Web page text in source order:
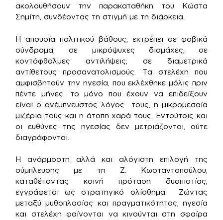
ακολουθήσουν την παρακαταθήκη του Κώστα
Σημίτη, συνδέοντας τη στιγμή με τη διάρκεια.
Η απουσία πολιτικού βάθους, εκτρέπει σε φοβικά
σύνδρομα, σε μικρόψυχες διαμάχες, σε
κοντόφθαλμες αντιλήψεις, σε διαμετρικά
αντίθετους προσανατολισμούς. Τα στελέχη που
αμφισβητούν την ηγεσία, που εκλέχθηκε μόλις πριν
πέντε μήνες, το μόνο που έχουν να επιδείξουν
είναι ο ανέμπνευστος λόγος τους, η μικρομεσαία
μιζέρια τους και η άτοπη χαρά τους. Εντούτοις και
οι ευθύνες της ηγεσίας δεν μετριάζονται, ούτε
διαγράφονται.
Η ανάρμοστη αλλά και αλόγιστη επιλογή της
σύμπλευσης με τη Ζ. Κωσταντοπούλου,
καταθέτοντας κοινή πρόταση δυσπιστίας,
εγγράφεται ως στρατηγικό ολίσθημα. Ζώντας
μεταξύ μυθοπλασίας και πραγματικότητας, ηγεσία
και στελέχη φαίνονται να κινούνται στη σφαίρα